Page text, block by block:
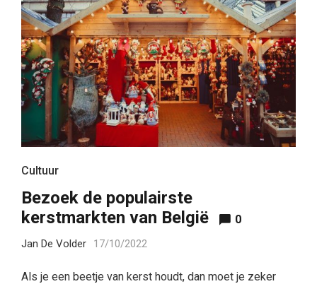
Cultuur
Bezoek de populairste
kerstmarkten van België
0
Jan De Volder 17/10/2022
Als je een beetje van kerst houdt, dan moet je zeker